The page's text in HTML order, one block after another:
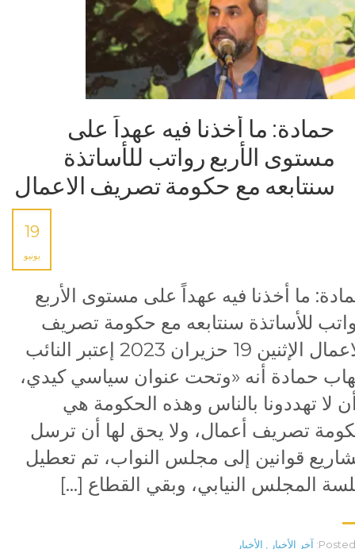
حمادة: ما أخذنا فيه عهداً على
مستوى الأربع رواتب للأساتذة
سنتابعه مع حكومة تصريف الاعمال
19
يونيو
ما أخذنا فيه عهداً على مستوى الأربع
للأساتذة سنتابعه مع حكومة تصريف
الاعمال الإثنين 19 حزيران 2023 إعتبر النائب
حمادة أنه «وتحت عنوان سياسي كيدي،
لا تهددونا بالناس وهذه الحكومة هي
تصريف أعمال، ولا يحق لها أن ترسل
قوانين إلى مجلس النواب، تم تعطيل
المجلس النيابي، وبقي القطاع […]
Posted آخر الأخبار الأخبار